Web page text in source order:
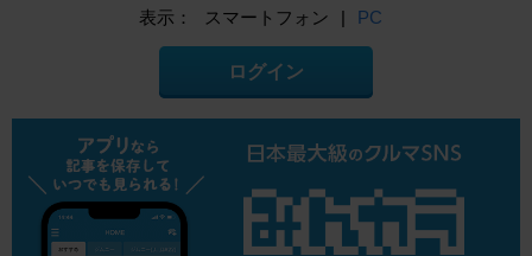
表示： スマートフォン | PC
ログイン